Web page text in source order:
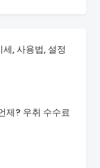
, 사용법, 설정
제? 우취 수수료